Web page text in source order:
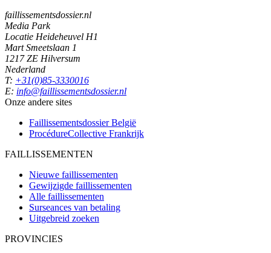
faillissementsdossier.nl
Media Park
Locatie Heideheuvel H1
Mart Smeetslaan 1
1217 ZE Hilversum
Nederland
T: +31(0)85-3330016
E: info@faillissementsdossier.nl
Onze andere sites
Faillissementsdossier België
ProcédureCollective Frankrijk
FAILLISSEMENTEN
Nieuwe faillissementen
Gewijzigde faillissementen
Alle faillissementen
Surseances van betaling
Uitgebreid zoeken
PROVINCIES